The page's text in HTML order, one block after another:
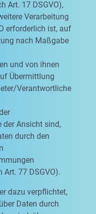
Art. 17 DSGVO),
Verarbeitung
erforderlich ist, auf
nach Maßgabe
und von ihnen
Übermittlung
Verantwortliche
der Ansicht sind,
durch den
Art. 77 DSGVO).
dazu verpflichtet,
Daten durch